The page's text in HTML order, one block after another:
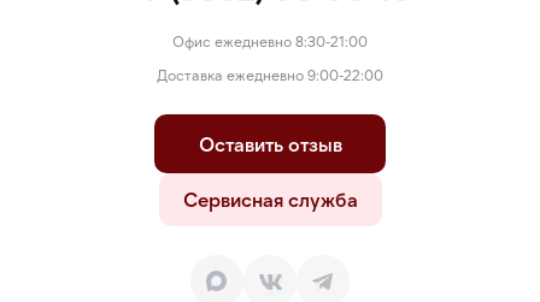
Офис ежедневно 8:30-21:00
Доставка ежедневно 9:00-22:00
Оставить отзыв
Сервисная служба